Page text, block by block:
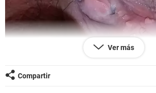
Ver más
Compartir